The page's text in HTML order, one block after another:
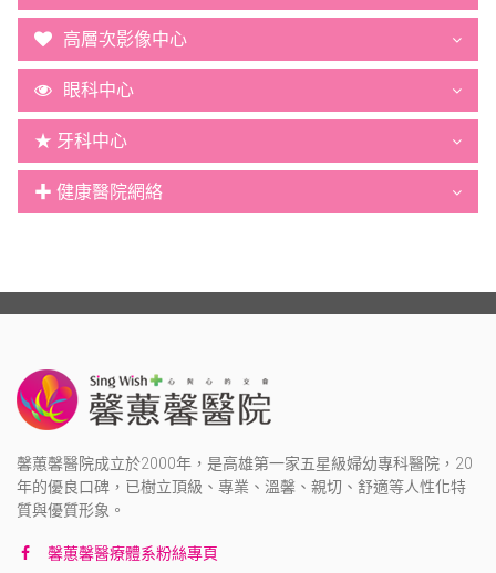
高層次影像中心
眼科中心
★ 牙科中心
✚ 健康醫院網絡
馨蕙馨醫院成立於2000年，是高雄第一家五星級婦幼專科醫院，20
年的優良口碑，已樹立頂級、專業、溫馨、親切、舒適等人性化特
質與優質形象。
馨蕙馨醫療體系粉絲專頁